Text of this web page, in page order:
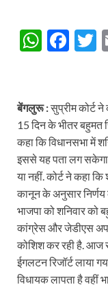
W
s
A
p
p
F
b
o
o
k
बेंगलुरू :सुप्रीम कोर्ट
15 दिन के भीतर बहुमत
कहा कि विधानसभा में
इससे यह पता लग सकेगा
या नहीं. कोर्ट ने कहा
कानून के अनुसार
भाजपा को शनिवार को
कांग्रेस और जेडीएस
कोशिश कर रही है. आज
ईगलटन रिजॉर्ट लाया
विधायक लापता है वहीं